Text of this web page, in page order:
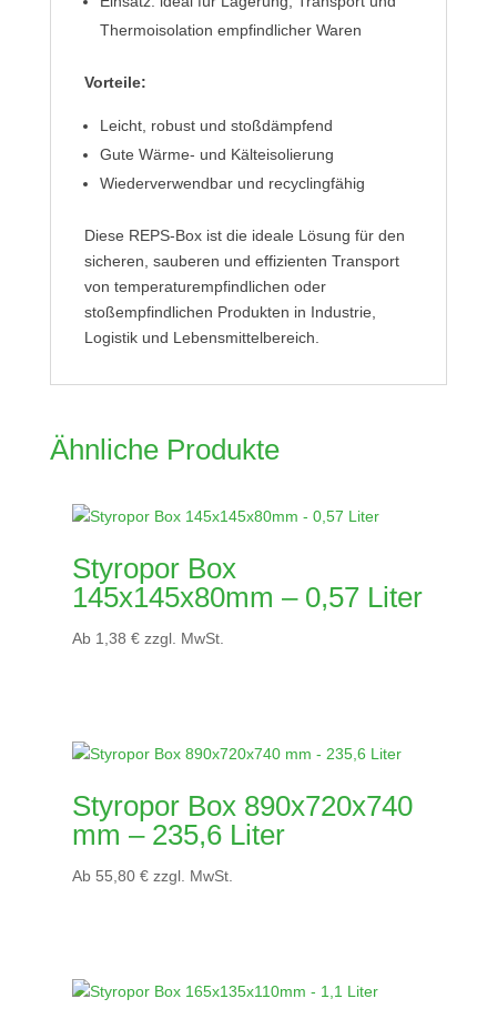
Thermoisolation empfindlicher Waren
Vorteile:
Leicht, robust und stoßdämpfend
Gute Wärme- und Kälteisolierung
Wiederverwendbar und recyclingfähig
Diese REPS-Box ist die ideale Lösung für den
sicheren, sauberen und effizienten Transport
von temperaturempfindlichen oder
stoßempfindlichen Produkten in Industrie,
Logistik und Lebensmittelbereich.
Ähnliche Produkte
Styropor Box
145x145x80mm – 0,57 Liter
Ab 1,38 € zzgl. MwSt.
Styropor Box 890x720x740
mm – 235,6 Liter
Ab 55,80 € zzgl. MwSt.